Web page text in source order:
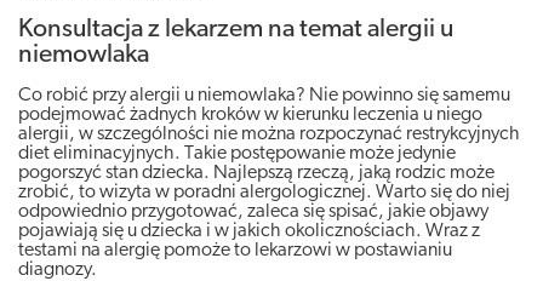
Konsultacja z lekarzem na temat alergii u
niemowlaka
Co robić przy alergii u niemowlaka? Nie powinno się samemu
podejmować żadnych kroków w kierunku leczenia u niego
alergii, w szczególności nie można rozpoczynać restrykcyjnych
diet eliminacyjnych. Takie postępowanie może jedynie
pogorszyć stan dziecka. Najlepszą rzeczą, jaką rodzic może
zrobić, to wizyta w poradni alergologicznej. Warto się do niej
odpowiednio przygotować, zaleca się spisać, jakie objawy
pojawiają się u dziecka i w jakich okolicznościach. Wraz z
testami na alergię pomoże to lekarzowi w postawianiu
diagnozy.